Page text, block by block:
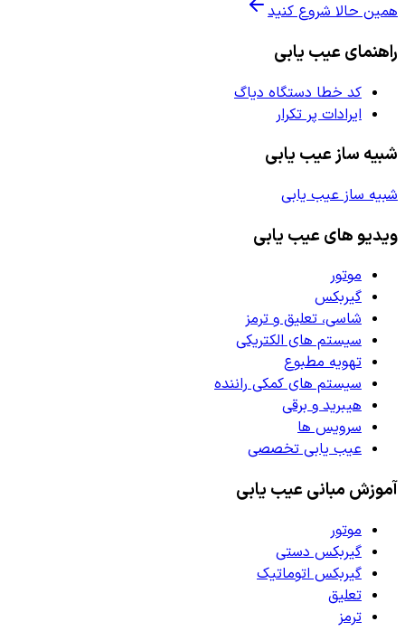
همین حالا شروع کنید
راهنمای عیب یابی
کد خطا دستگاه دیاگ
ایرادات پر تکرار
شبیه ساز عیب یابی
شبیه ساز عیب یابی
ویدیو های عیب یابی
موتور
گیربکس
شاسی، تعلیق و ترمز
سیستم های الکتریکی
تهویه مطبوع
سیستم های کمکی راننده
هیبرید و برقی
سرویس ها
عیب یابی تخصصی
آموزش مبانی عیب یابی
موتور
گیربکس دستی
گیربکس اتوماتیک
تعلیق
ترمز